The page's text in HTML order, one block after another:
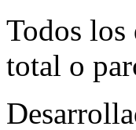
Todos los
total o